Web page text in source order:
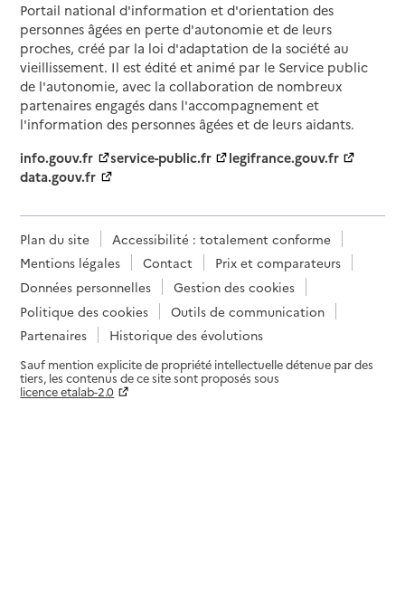
Portail national d'information et d'orientation des
personnes âgées en perte d'autonomie et de leurs
proches, créé par la loi d'adaptation de la société au
vieillissement. Il est édité et animé par le Service public
de l'autonomie, avec la collaboration de nombreux
partenaires engagés dans l'accompagnement et
l'information des personnes âgées et de leurs aidants.
info.gouv.fr
service-public.fr
legifrance.gouv.fr
data.gouv.fr
Plan du site
Accessibilité : totalement conforme
Mentions légales
Contact
Prix et comparateurs
Données personnelles
Gestion des cookies
Politique des cookies
Outils de communication
Partenaires
Historique des évolutions
Sauf mention explicite de propriété intellectuelle détenue par des
tiers, les contenus de ce site sont proposés sous
licence etalab-2.0